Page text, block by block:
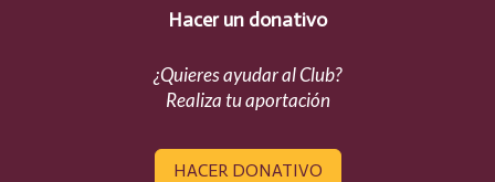
Hacer un donativo
¿Quieres ayudar al Club?
Realiza tu aportación
HACER DONATIVO